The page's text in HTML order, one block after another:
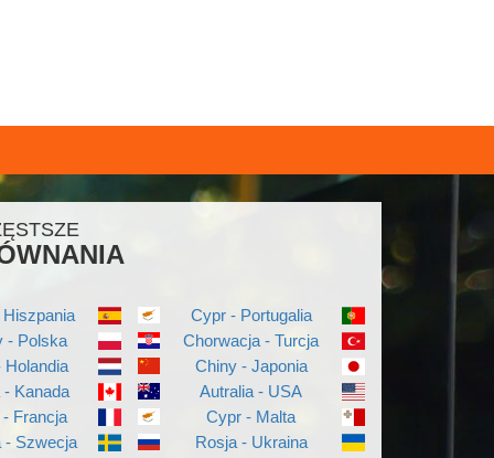
- Polska
Holandia
- Kanada
Francja
- Szwecja
Cypr - Portugalia
Chorwacja - Turcja
Chiny - Japonia
Autralia - USA
Cypr - Malta
Rosja - Ukraina